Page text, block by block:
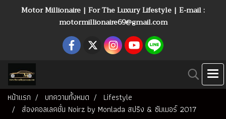
Motor Millionaire | For The Luxury Lifestyle | E-mail :
motormillionaire69@gmail.com
หน้าแรก บทความทั้งหมด
Lifestyle
ส่องคอลเลคชั่น Noirz by Monlada สปริง & ซัมเมอร์ 2017